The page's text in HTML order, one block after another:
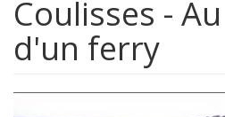
Coulisses -
d'un ferry